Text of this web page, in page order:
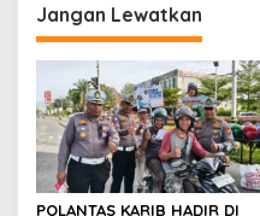
a
s
i
p
o
s
Jangan Lewatkan
POLANTAS KARIB HADIR DI